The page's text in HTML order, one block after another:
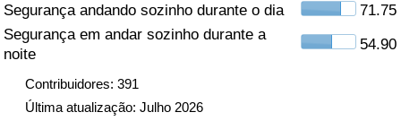
Segurança andando sozinho durante o dia
71.75
Segurança em andar sozinho durante a
noite
54.90
Contribuidores: 391
Última atualização: Julho 2026
Indicador de Trânsito (Atual)
Indicador de Trânsito por País